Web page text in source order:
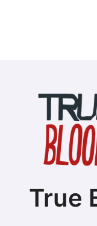
True